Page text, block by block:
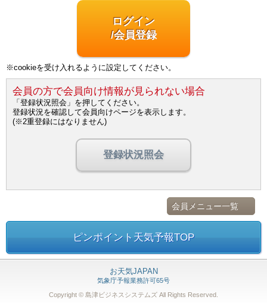
ログイン
/会員登録
※cookieを受け入れるように設定してください。
会員の方で会員向け情報が見られない場合
「登録状況照会」を押してください。
登録状況を確認して会員向けページを表示します。
(※2重登録にはなりません)
登録状況照会
会員メニュー一覧
ピンポイント天気予報TOP
お天気JAPAN
気象庁予報業務許可65号
Copyright © 島津ビジネスシステムズ All Rights Reserved.